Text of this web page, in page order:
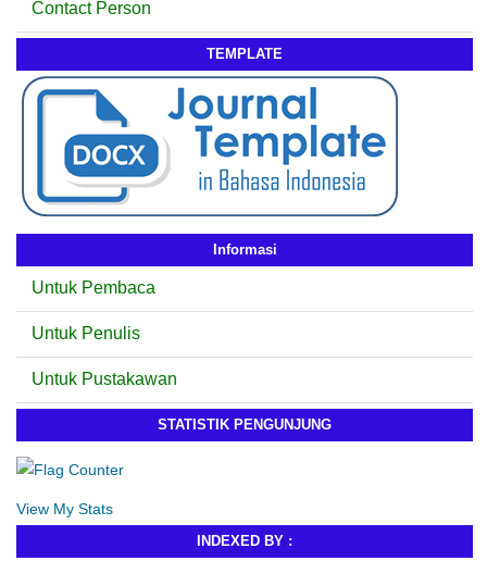
Contact Person
TEMPLATE
Informasi
Untuk Pembaca
Untuk Penulis
Untuk Pustakawan
STATISTIK PENGUNJUNG
View My Stats
INDEXED BY :